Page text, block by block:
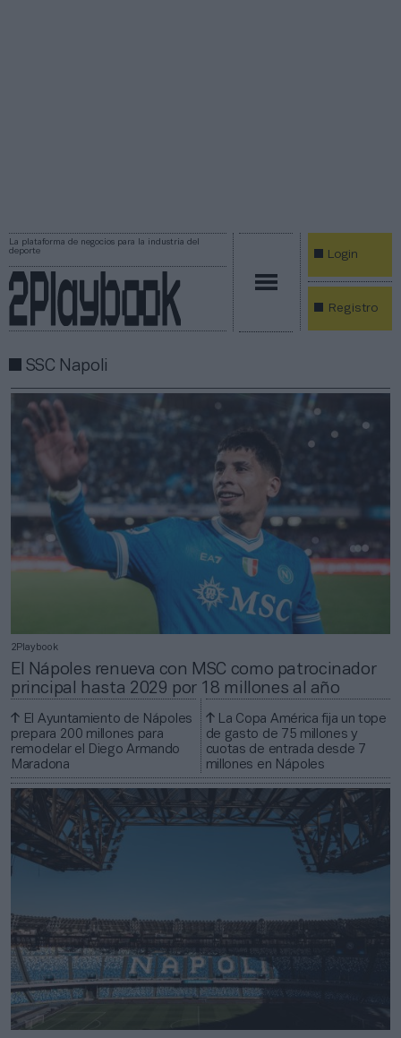
La plataforma de negocios para la industria del
deporte
Login
Registro
SSC Napoli
2Playbook
El Nápoles renueva con MSC como patrocinador
principal hasta 2029 por 18 millones al año
El Ayuntamiento de Nápoles
prepara 200 millones para
remodelar el Diego Armando
Maradona
La Copa América fija un tope
de gasto de 75 millones y
cuotas de entrada desde 7
millones en Nápoles